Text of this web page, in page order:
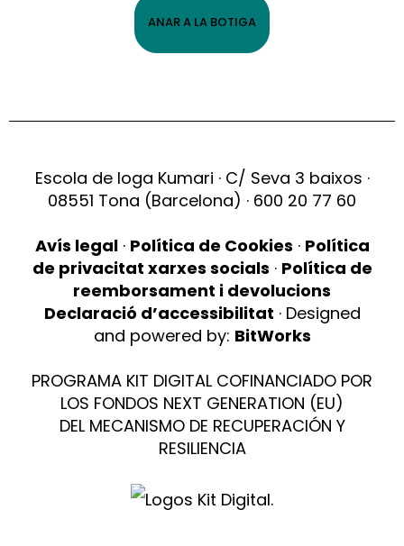
ANAR A LA BOTIGA
Escola de Ioga Kumari · C/ Seva 3 baixos ·
08551 Tona (Barcelona) · 600 20 77 60
Avís legal· Política de Cookies · Política
de privacitat xarxes socials · Política de
reemborsament i devolucions
Declaració d’accessibilitat · Designed
and powered by: BitWorks
PROGRAMA KIT DIGITAL COFINANCIADO POR
LOS FONDOS NEXT GENERATION (EU)
DEL MECANISMO DE RECUPERACIÓN Y
RESILIENCIA